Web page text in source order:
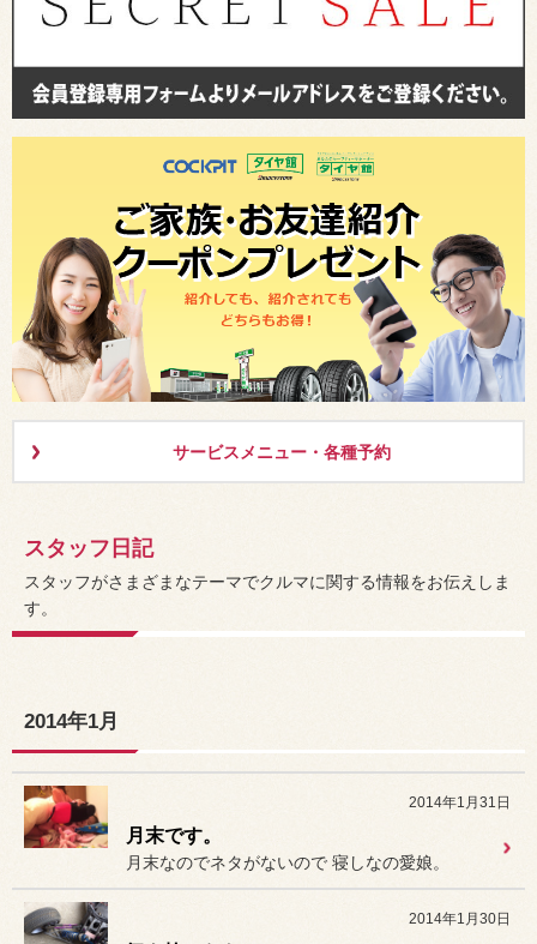
サービスメニュー・各種予約
スタッフ日記
スタッフがさまざまなテーマでクルマに関する情報をお伝えしま
す。
2014年1月
2014年1月31日
月末です。
月末なのでネタがないので 寝しなの愛娘。
2014年1月30日